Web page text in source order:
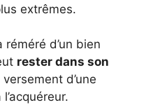
extrêmes.
d’un bien
rester dans son
d’une